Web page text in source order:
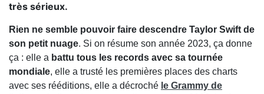
très sérieux.
Rien ne semble pouvoir faire descendre Taylor Swift de
son petit nuage. Si on résume son année 2023, ça donne
ça : elle a battu tous les records avec sa tournée
mondiale, elle a trusté les premières places des charts
avec ses rééditions, elle a décroché le Grammy de